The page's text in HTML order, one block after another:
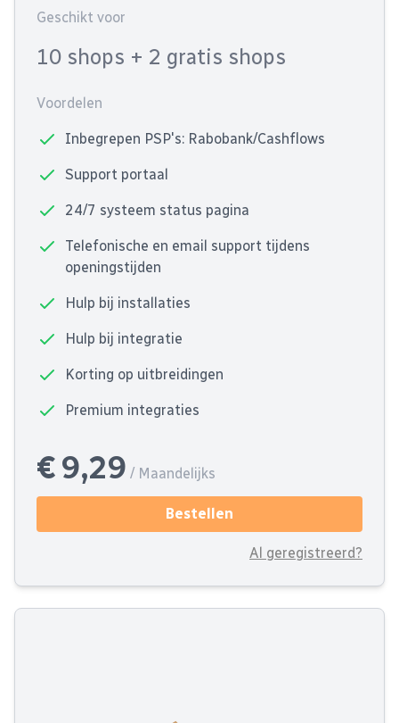
Geschikt voor
10 shops + 2 gratis shops
Voordelen
Inbegrepen PSP's: Rabobank/Cashflows
Support portaal
24/7 systeem status pagina
Telefonische en email support tijdens
openingstijden
Hulp bij installaties
Hulp bij integratie
Korting op uitbreidingen
Premium integraties
€ 9,29 / Maandelijks
Bestellen
Al geregistreerd?